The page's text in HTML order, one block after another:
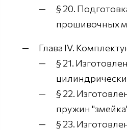
§ 20.
прошивочных
Глава IV.
§ 21.
§ 22.
пружин
§ 23.